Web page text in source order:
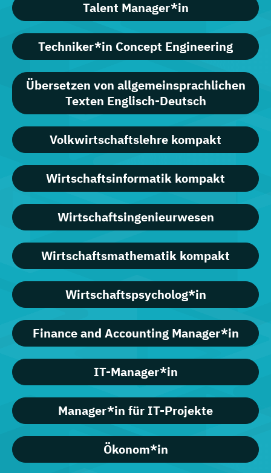
Talent Manager*in
Techniker*in Concept Engineering
Übersetzen von allgemeinsprachlichen
Texten Englisch-Deutsch
Volkwirtschaftslehre kompakt
Wirtschaftsinformatik kompakt
Wirtschaftsingenieurwesen
Wirtschaftsmathematik kompakt
Wirtschaftspsycholog*in
Finance and Accounting Manager*in
IT-Manager*in
Manager*in für IT-Projekte
Ökonom*in